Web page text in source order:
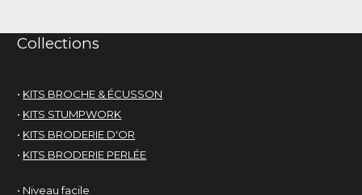
Collections
• KITS BROCHE & ÉCUSSON
• KITS STUMPWORK
• KITS BRODERIE D'OR
• KITS BRODERIE PERLÉE
• Niveau facile